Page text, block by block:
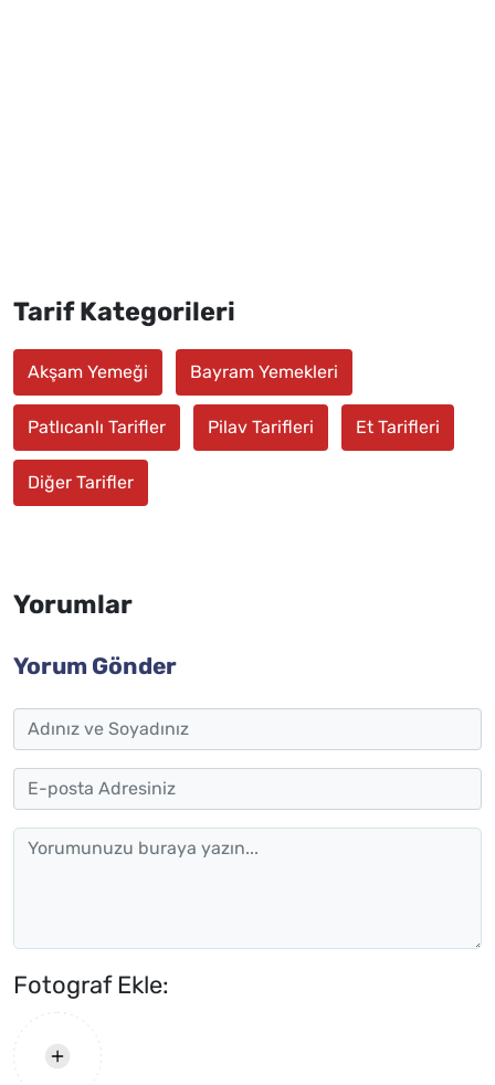
Tarif Kategorileri
Akşam Yemeği Bayram Yemekleri
Patlıcanlı Tarifler Pilav Tarifleri Et Tarifleri
Diğer Tarifler
Yorumlar
Yorum Gönder
Fotograf Ekle: